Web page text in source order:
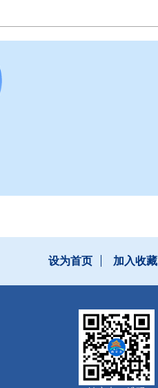
设为首页 加入收藏